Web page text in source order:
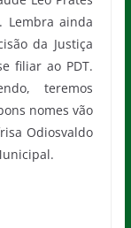
Lembra ainda
da Justiça
filiar ao PDT.
teremos
nomes vão
Odiosvaldo